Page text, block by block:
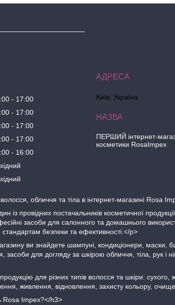
17:00
17:00
17:00
17:00
16:00
Київ, Україна
ПЕРШИЙ інтернет-
косметики RosaImpex
обличчя та тіла в інтернет-магазині Rosa
із провідних постачальників косметичної
засоби для салонного та домашнього
стандартам безпеки та ефективності.</p>
ви знайдете шампуні, кондиціонери, маски,
засоби для догляду за шкірою обличчя, тіла, рук
для різних типів волосся та шкіри:
живлення, відновлення, захисту кольору,
Impex?</h3>